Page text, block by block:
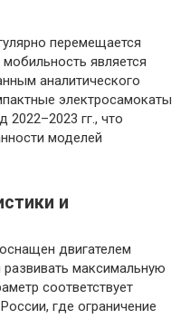
перемещается
является
аналитического
электросамокаты
2022–2023 гг., что
моделей
и
двигателем
максимальную
соответствует
где ограничение